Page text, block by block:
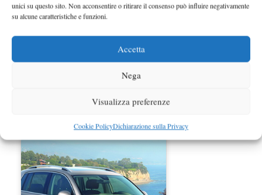
unici su questo sito. Non acconsentire o ritirare il consenso può influire negativamente
su alcune caratteristiche e funzioni.
Accetta
Nega
Visualizza preferenze
Cookie PolicyDichiarazione sulla Privacy
rendering